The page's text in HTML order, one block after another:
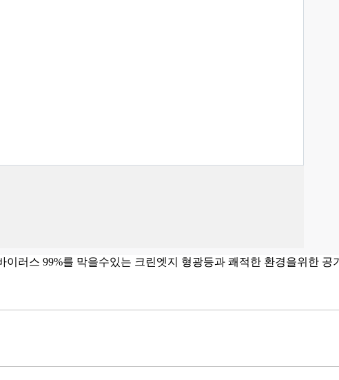
이러스 99%를 막을수있는 크린엣지 형광등과 쾌적한 환경을위한 공